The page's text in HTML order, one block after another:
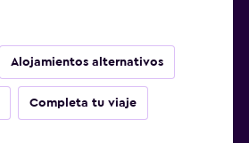
Alojamientos alternativos
Completa tu viaje